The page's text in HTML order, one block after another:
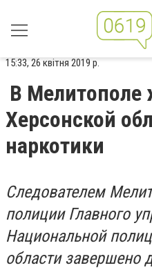
15:33, 26 квітня 2019 р.
В Мелитополе
Херсонской
наркотики
Следователем
полиции Главного
Национальной
области завершено